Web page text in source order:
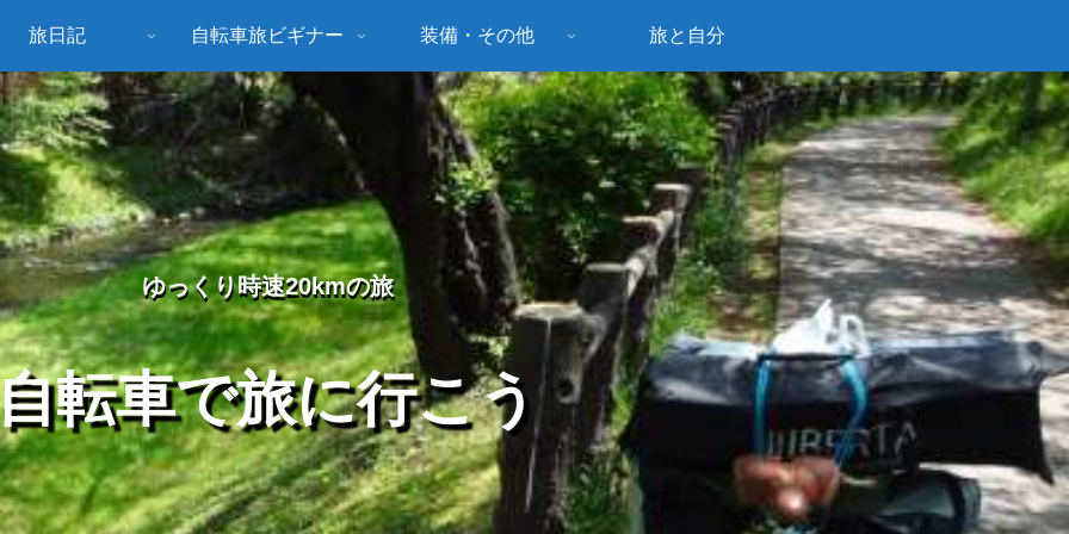
ゆっくり時速20kmの旅
転車で旅に行こう
旅日記 自転車旅ビギナー 装備・その他 旅と自分